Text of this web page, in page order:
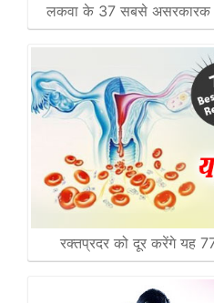
लकवा के 37 सबसे असरकारक
रक्तप्रदर को दूर करेंगे यह